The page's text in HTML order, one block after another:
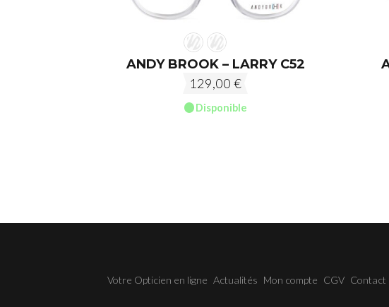
ANDY BROOK – LARRY C52
129,00€
Disponible
Votre Opticien en ligne Actualités Mon compte CGV Contact